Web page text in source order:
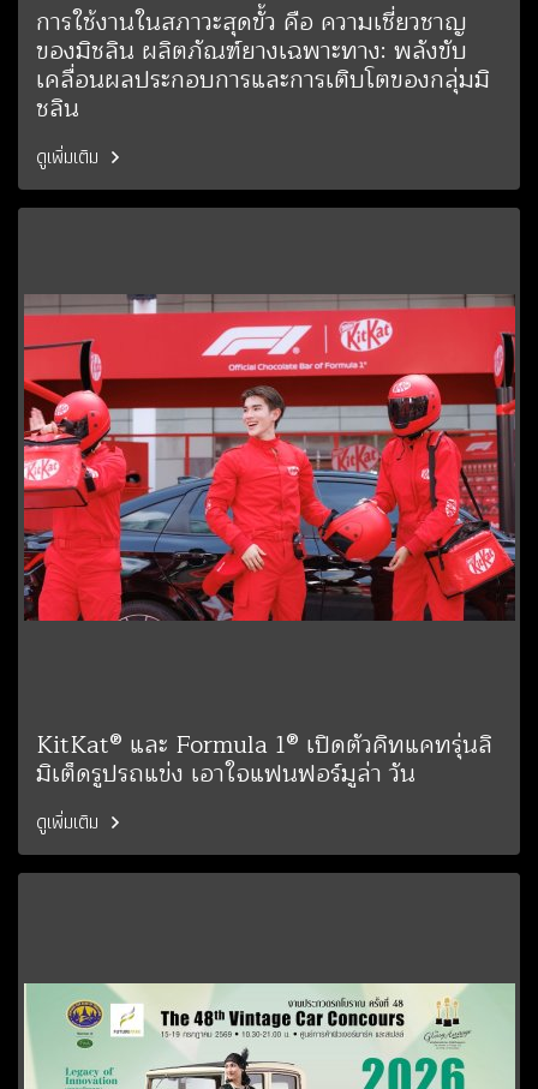
การใช้งานในสภาวะสุดขั้ว คือ ความเชี่ยวชาญ
ของมิชลิน ผลิตภัณฑ์ยางเฉพาะทาง: พลังขับ
เคลื่อนผลประกอบการและการเติบโตของกลุ่มมิ
ชลิน
ดูเพิ่มเติม
KitKat® และ Formula 1® เปิดตัวคิทแคทรุ่นลิ
มิเต็ดรูปรถแข่ง เอาใจแฟนฟอร์มูล่า วัน
ดูเพิ่มเติม